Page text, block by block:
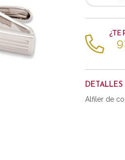
de
artículos
¿TE
DETALLES
Alfiler de